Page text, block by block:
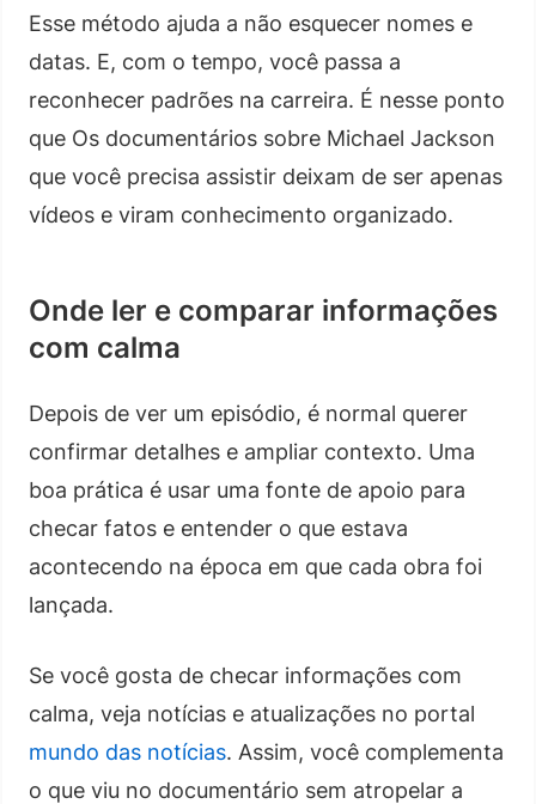
Esse método ajuda a não esquecer nomes e
datas. E, com o tempo, você passa a
reconhecer padrões na carreira. É nesse ponto
que Os documentários sobre Michael Jackson
que você precisa assistir deixam de ser apenas
vídeos e viram conhecimento organizado.
Onde ler e comparar informações
com calma
Depois de ver um episódio, é normal querer
confirmar detalhes e ampliar contexto. Uma
boa prática é usar uma fonte de apoio para
checar fatos e entender o que estava
acontecendo na época em que cada obra foi
lançada.
Se você gosta de checar informações com
calma, veja notícias e atualizações no portal
mundo das notícias. Assim, você complementa
o que viu no documentário sem atropelar a